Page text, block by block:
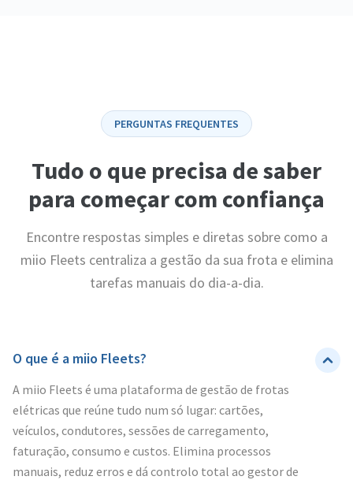
PERGUNTAS FREQUENTES
Tudo o que precisa de saber
para começar com confiança
Encontre respostas simples e diretas sobre como a
miio Fleets centraliza a gestão da sua frota e elimina
tarefas manuais do dia-a-dia.
O que é a miio Fleets?
A miio Fleets é uma plataforma de gestão de frotas
elétricas que reúne tudo num só lugar: cartões,
veículos, condutores, sessões de carregamento,
faturação, consumo e custos. Elimina processos
manuais, reduz erros e dá controlo total ao gestor de